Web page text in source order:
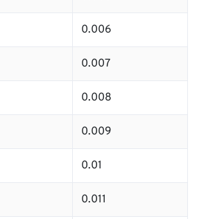
0.006
0.007
0.008
0.009
0.01
0.011